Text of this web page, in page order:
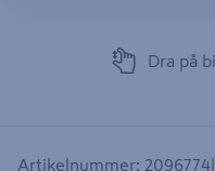
Dra på
Artikelnummer: 2096774